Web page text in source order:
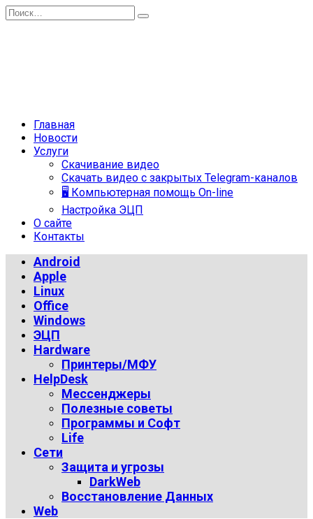
Перейти
к
Search
for:
Главная
Новости
Услуги
Скачивание видео
Скачать видео с закрытых Telegram-каналов
🖥 Компьютерная помощь On-line
Настройка ЭЦП
О сайте
Контакты
Android
Apple
Linux
Office
Windows
ЭЦП
Hardware
Принтеры/МФУ
HelpDesk
Мессенджеры
Полезные советы
Программы и Софт
Life
Сети
Защита и угрозы
DarkWeb
Восстановление Данных
Web